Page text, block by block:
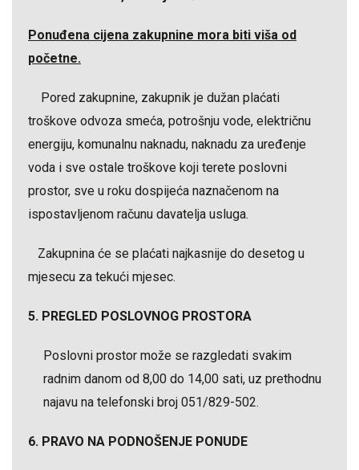
Ponuđena cijena zakupnine mora biti viša od
početne.
Pored zakupnine, zakupnik je dužan plaćati
troškove odvoza smeća, potrošnju vode, električnu
energiju, komunalnu naknadu, naknadu za uređenje
voda i sve ostale troškove koji terete poslovni
prostor, sve u roku dospijeća naznačenom na
ispostavljenom računu davatelja usluga.
Zakupnina će se plaćati najkasnije do desetog u
mjesecu za tekući mjesec.
5. PREGLED POSLOVNOG PROSTORA
Poslovni prostor može se razgledati svakim
radnim danom od 8,00 do 14,00 sati, uz prethodnu
najavu na telefonski broj 051/829-502.
6. PRAVO NA PODNOŠENJE PONUDE